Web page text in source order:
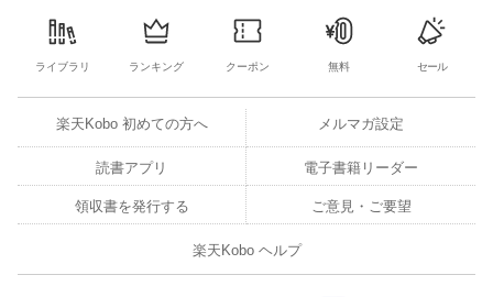
ライブラリ ランキング クーポン 無料 セール
楽天Kobo 初めての方へ メルマガ設定
読書アプリ 電子書籍リーダー
領収書を発行する ご意見・ご要望
楽天Kobo ヘルプ